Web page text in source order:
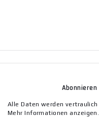
Alle Daten werden
Mehr Informationen anzeigen.